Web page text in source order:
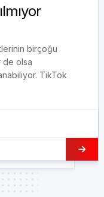
birçoğu
de olsa
TikTok